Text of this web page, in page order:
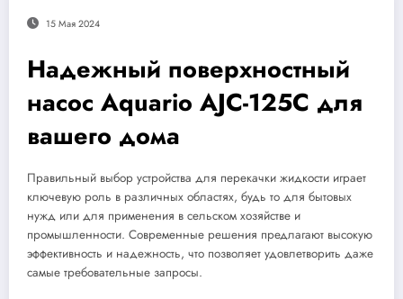
15 Мая 2024
Надежный поверхностный
насос Aquario AJC-125C для
вашего дома
Правильный выбор устройства для перекачки жидкости играет
ключевую роль в различных областях, будь то для бытовых
нужд или для применения в сельском хозяйстве и
промышленности. Современные решения предлагают высокую
эффективность и надежность, что позволяет удовлетворить даже
самые требовательные запросы.